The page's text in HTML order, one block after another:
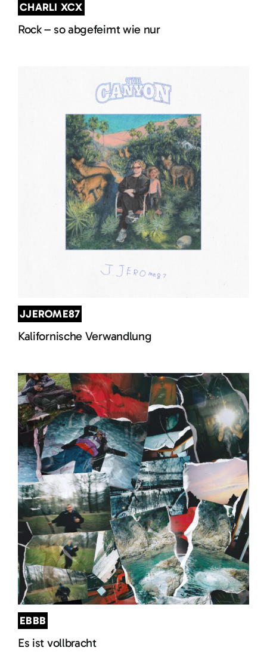
CHARLI XCX
Rock – so abgefeimt wie nur
JJEROME87
Kalifornische Verwandlung
EBBB
Es ist vollbracht